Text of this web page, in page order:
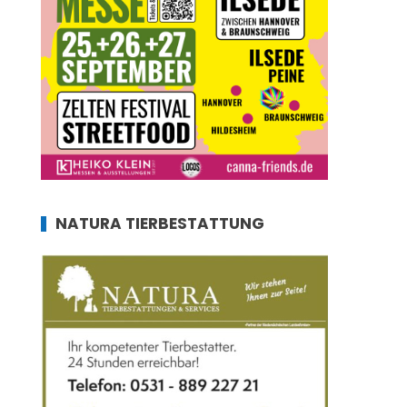
NATURA TIERBESTATTUNG